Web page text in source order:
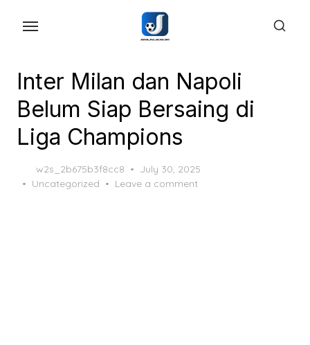
Inter Milan dan Napoli
Belum Siap Bersaing di
Liga Champions
w2s_2b675b3f8cc8
Posted
on
July 30, 2025
Uncategorized
Leave a comment